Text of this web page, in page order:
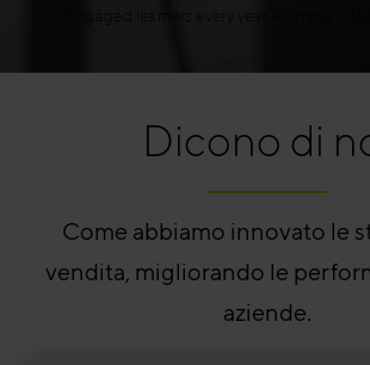
Dicono di
Come abbiamo innovato le
vendita, migliorando le
aziende.